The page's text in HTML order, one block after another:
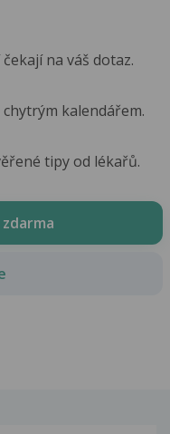
na váš dotaz.
kalendářem.
tipy od lékařů.